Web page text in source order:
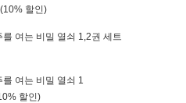
(10% 할인)
를 여는 비밀 열쇠 1,2권 세트
를 여는 비밀 열쇠 1
할인)